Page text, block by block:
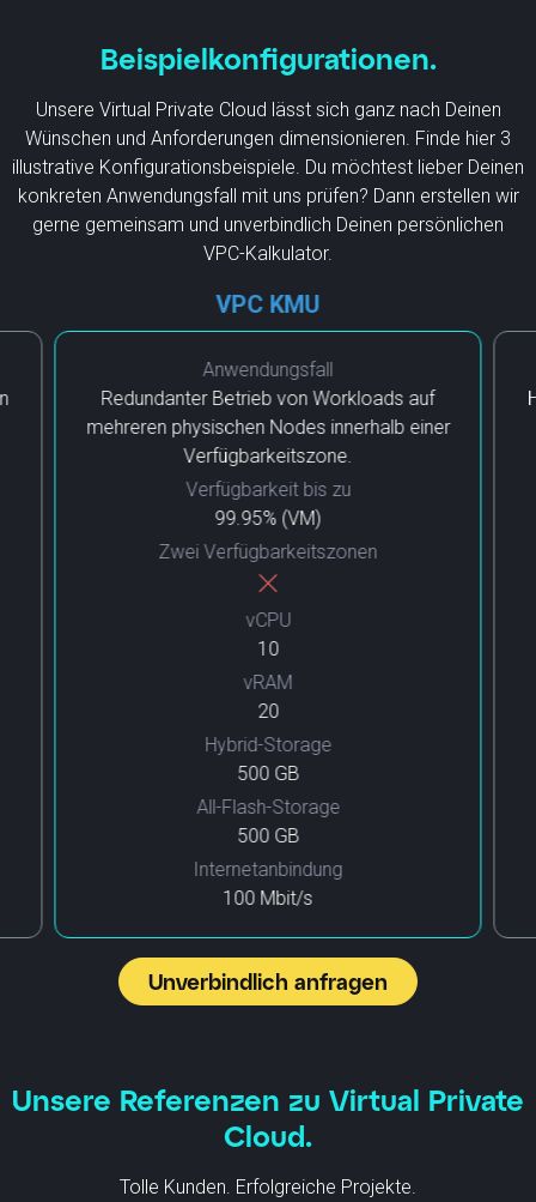
Beispielkonfigurationen.
Unsere Virtual Private Cloud lässt sich ganz nach Deinen
Wünschen und Anforderungen dimensionieren. Finde hier 3
illustrative Konfigurationsbeispiele. Du möchtest lieber Deinen
konkreten Anwendungsfall mit uns prüfen? Dann erstellen wir
gerne gemeinsam und unverbindlich Deinen persönlichen
VPC-Kalkulator.
VPC KMU
Anwendungsfall
Redundanter Betrieb von Workloads auf
mehreren physischen Nodes innerhalb einer
Verfügbarkeitszone.
Verfügbarkeit bis zu
99.95% (VM)
Zwei Verfügbarkeitszonen
vCPU
10
vRAM
20
Hybrid-Storage
500 GB
All-Flash-Storage
500 GB
Internetanbindung
100 Mbit/s
Unverbindlich anfragen
Unsere Referenzen zu Virtual Private
Cloud.
Tolle Kunden. Erfolgreiche Projekte.